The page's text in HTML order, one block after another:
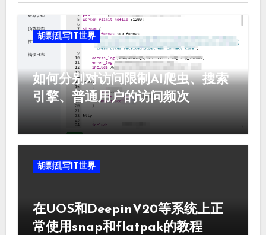
胡剽乱写IT世界
如何分别对访问限制AI爬虫、搜索
引擎、普通用户的访问频次
胡剽乱写IT世界
在UOS和DeepinV20等系统上正
常使用snap和flatpak的教程